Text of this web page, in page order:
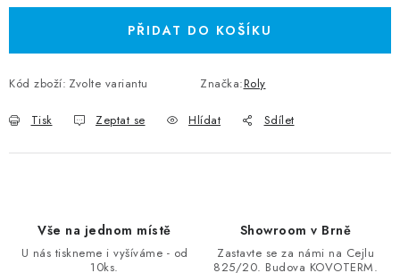
PŘIDAT DO KOŠÍKU
Kód zboží: Zvolte variantu Značka:Roly
Tisk Zeptat se Hlídat Sdílet
Vše na jednom místě
U nás tiskneme i vyšíváme - od
10ks.
Showroom v Brně
Zastavte se za námi na Cejlu
825/20. Budova KOVOTERM.